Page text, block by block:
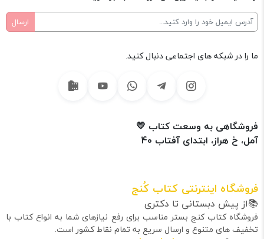
ما را در شبکه های اجتماعی دنبال کنید.
فروشگاهی به وسعت کتاب 💛
آمل، خ هراز، ابتدای آفتاب 40
فروشگاه اینترنتی کتاب کُنج
📚از پیش دبستانی تا دکتری
فروشگاه کتاب کنج بستر مناسب برای رفع نیازهای شما به انواع کتاب با
تخفیف های متنوع و ارسال سریع به تمام نقاط کشور است.